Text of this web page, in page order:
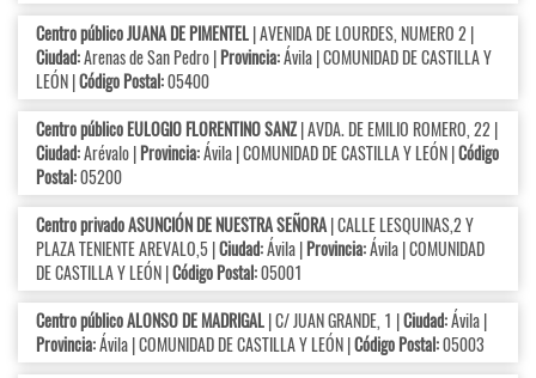
Centro público JUANA DE PIMENTEL| AVENIDA DE LOURDES, NUMERO 2 |
Ciudad:Arenas de San Pedro |Provincia:Ávila | COMUNIDAD DE CASTILLA Y
LEÓN |Código Postal:05400
Centro público EULOGIO FLORENTINO SANZ| AVDA. DE EMILIO ROMERO, 22 |
Ciudad:Arévalo |Provincia:Ávila | COMUNIDAD DE CASTILLA Y LEÓN |Código
Postal:05200
Centro privado ASUNCIÓN DE NUESTRA SEÑORA| CALLE LESQUINAS,2 Y
PLAZA TENIENTE AREVALO,5 |Ciudad:Ávila |Provincia:Ávila | COMUNIDAD
DE CASTILLA Y LEÓN |Código Postal:05001
Centro público ALONSO DE MADRIGAL| C/ JUAN GRANDE, 1 |Ciudad:Ávila |
Provincia:Ávila | COMUNIDAD DE CASTILLA Y LEÓN |Código Postal:05003